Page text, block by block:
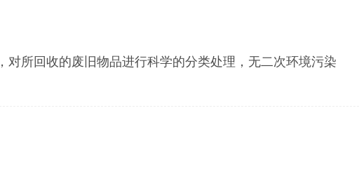
所回收的废旧物品进行科学的分类处理，无二次环境污染